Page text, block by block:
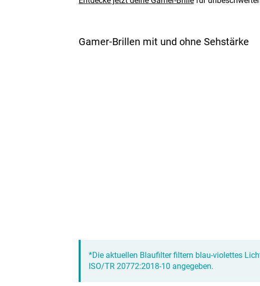
Gamer-Brillen mit und ohne Sehstärke
*Die aktuellen Blaufilter filtern blau-violettes
ISO/TR 20772:2018-10 angegeben.